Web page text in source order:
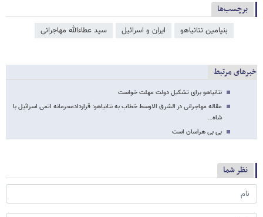
برچسب‌ها
بنیامین نتانیاهو ایران و اسرائیل سید عطاءالله مهاجرانی
خبرهای مرتبط
نتانیاهو برای تشکیل دولت مهلت خواست
مقاله مهاجرانی در الشرق الاوسط خطاب به نتانیاهو: قراردادمحرمانه اتمی اسرائیل با
شاه…
بی بی هراسان است
نظر شما